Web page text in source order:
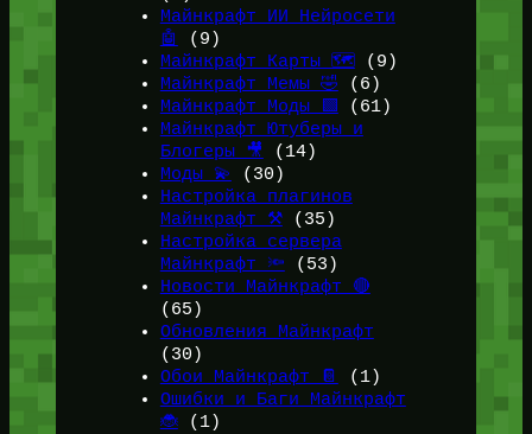
Майнкрафт ИИ Нейросети
🤖
(9)
Майнкрафт Карты 🗺️(9)
Майнкрафт Мемы 🤣 (6)
Майнкрафт Моды 🟩 (61)
Майнкрафт Ютуберы и
Блогеры 🎥
(14)
Моды 💫
(30)
Настройка плагинов
Майнкрафт ⚒️(35)
Настройка сервера
Майнкрафт 🔦 (53)
Новости Майнкрафт 🔴
(65)
Обновления Майнкрафт
(30)
Обои Майнкрафт 📔
(1)
Ошибки и Баги Майнкрафт
🐞(1)